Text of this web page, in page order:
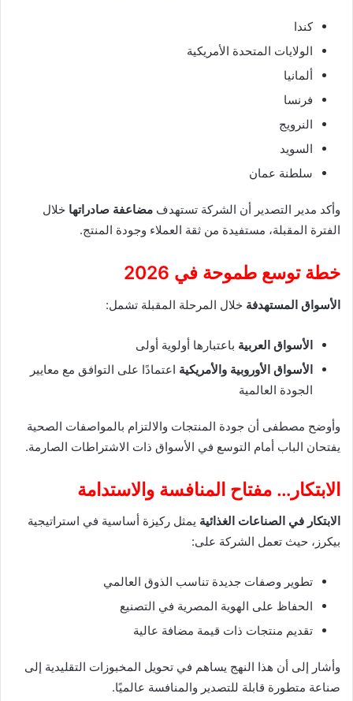
كندا
الولايات المتحدة الأمريكية
ألمانيا
فرنسا
النرويج
السويد
سلطنة عمان
وأكد مدير التصدير أن الشركة تستهدف مضاعفة صادراتها خلال
الفترة المقبلة، مستفيدة من ثقة العملاء وجودة المنتج.
خطة توسع طموحة في 2026
الأسواق المستهدفة خلال المرحلة المقبلة تشمل:
الأسواق العربية باعتبارها أولوية أولى
الأسواق الأوروبية والأمريكية اعتمادًا على التوافق مع معايير
الجودة العالمية
وأوضح مصطفى أن جودة المنتجات والالتزام بالمواصفات الصحية
يفتحان الباب أمام التوسع في الأسواق ذات الاشتراطات الصارمة.
الابتكار… مفتاح المنافسة والاستدامة
الابتكار في الصناعات الغذائية يمثل ركيزة أساسية في استراتيجية
بيكرز، حيث تعمل الشركة على:
تطوير وصفات جديدة تناسب الذوق العالمي
الحفاظ على الهوية المصرية في التصنيع
تقديم منتجات ذات قيمة مضافة عالية
وأشار إلى أن هذا النهج يساهم في تحويل المخبوزات التقليدية إلى
صناعة متطورة قابلة للتصدير والمنافسة عالميًا.